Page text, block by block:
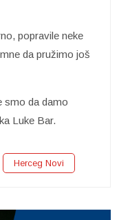
popravile neke
da pružimo još
smo da damo
Luke Bar.
Herceg Novi